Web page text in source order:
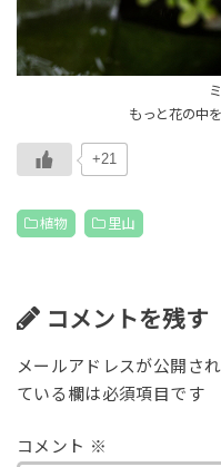
もっと花の中
+21
植物 里山
コメントを残す
メールアドレスが公開さ
ている欄は必須項目です
コメント ※